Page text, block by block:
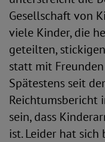
Gesellschaft von
viele Kinder, die
geteilten,
statt mit
Spätestens seit
Reichtumsbericht
sein, dass
ist. Leider hat